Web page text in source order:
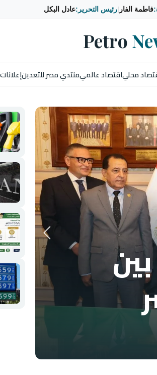
فاطمة الفار رئيس التحرير:عادل البكل
Petro
محلياقتصاد عالميمنتدي مصر للتعدينإعلانات